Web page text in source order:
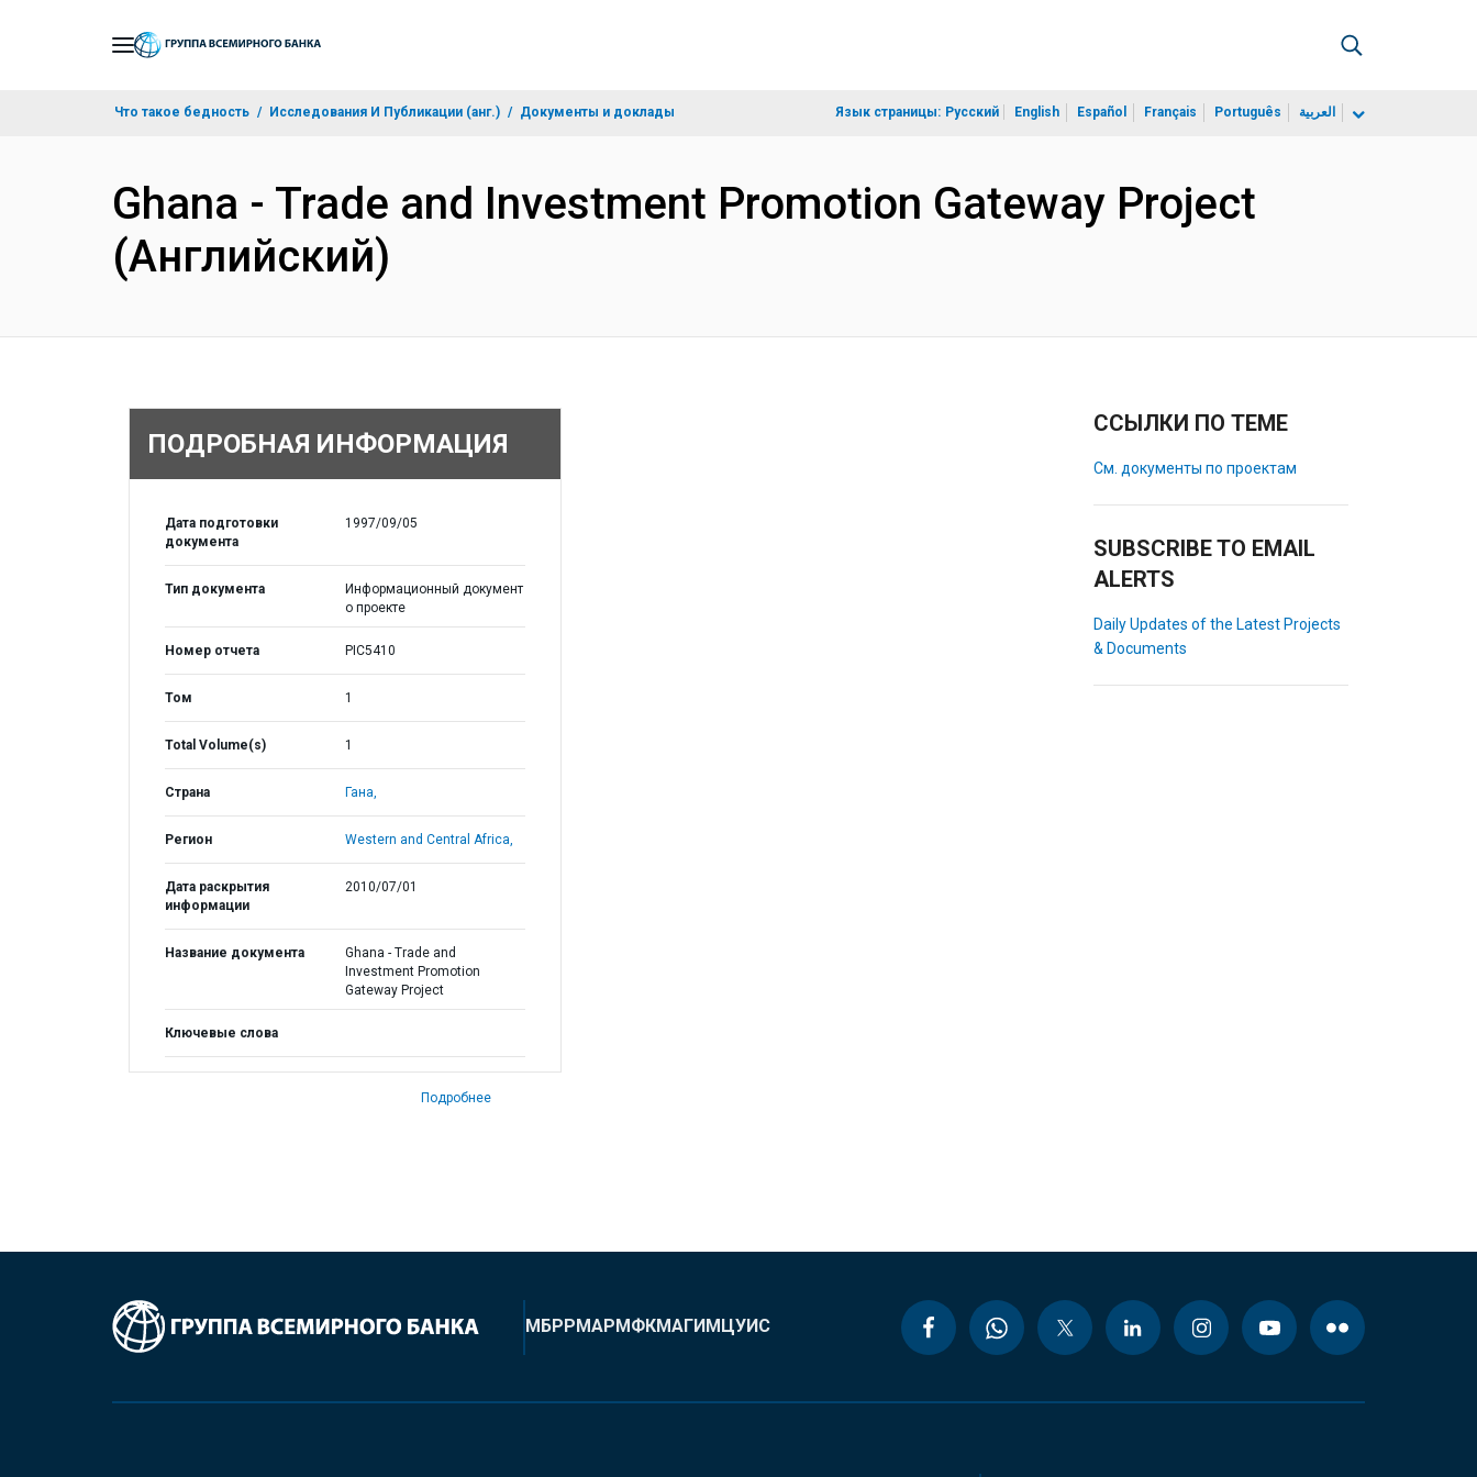
Что такое бедность Исследования И Публикации (анг.) Документы и доклады Язык страницы: Русский English Español Français Português العربية
Ghana - Trade and Investment Promotion Gateway Project
(Английский)
ПОДРОБНАЯ ИНФОРМАЦИЯ
Дата подготовки
документа
1997/09/05
Тип документа
Информационный документ
о проекте
Номер отчета PIC5410
Том 1
Total Volume(s) 1
Страна Гана,
Регион Western and Central Africa,
Дата раскрытия
информации
2010/07/01
Название документа
Ghana - Trade and
Investment Promotion
Gateway Project
Ключевые слова
Подробнее
ССЫЛКИ ПО ТЕМЕ
См. документы по проектам
SUBSCRIBE TO EMAIL
ALERTS
Daily Updates of the Latest Projects
& Documents
МБРРМАРМФКМАГИМЦУИС